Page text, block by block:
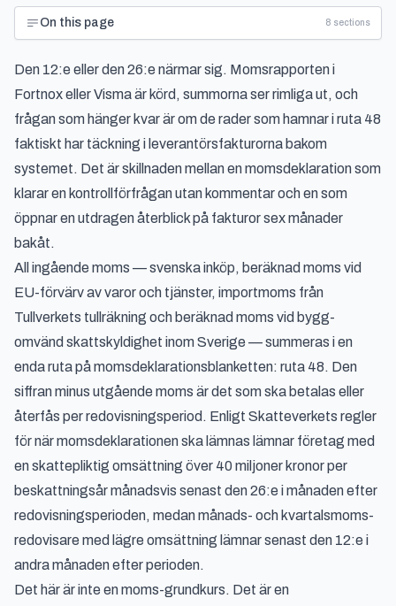
On this page 8 sections
Den 12:e eller den 26:e närmar sig. Momsrapporten i
Fortnox eller Visma är körd, summorna ser rimliga ut, och
frågan som hänger kvar är om de rader som hamnar i ruta 48
faktiskt har täckning i leverantörsfakturorna bakom
systemet. Det är skillnaden mellan en momsdeklaration som
klarar en kontrollförfrågan utan kommentar och en som
öppnar en utdragen återblick på fakturor sex månader
bakåt.
All ingående moms — svenska inköp, beräknad moms vid
EU-förvärv av varor och tjänster, importmoms från
Tullverkets tullräkning och beräknad moms vid bygg-
omvänd skattskyldighet inom Sverige — summeras i en
enda ruta på momsdeklarationsblanketten: ruta 48. Den
siffran minus utgående moms är det som ska betalas eller
återfås per redovisningsperiod. Enligt Skatteverkets regler
för när momsdeklarationen ska lämnas lämnar företag med
en skattepliktig omsättning över 40 miljoner kronor per
beskattningsår månadsvis senast den 26:e i månaden efter
redovisningsperioden, medan månads- och kvartalsmoms-
redovisare med lägre omsättning lämnar senast den 12:e i
andra månaden efter perioden.
Det här är inte en moms-grundkurs. Det är en